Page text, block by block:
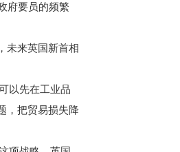
府要员的频繁
未来英国新首相
以先在工业品
，把贸易损失降